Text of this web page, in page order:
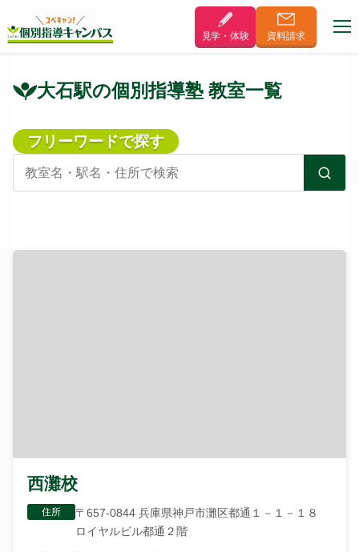
見学・体験 資料請求
大石駅の個別指導塾 教室一覧
フリーワードで探す
西灘校
住所
〒657-0844 兵庫県神戸市灘区都通１－１－１８
ロイヤルビル都通２階